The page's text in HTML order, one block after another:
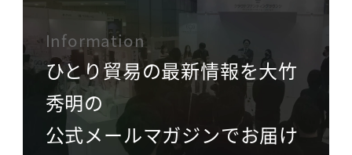
Information
ひとり貿易の最新情報を大竹
秀明の
公式メールマガジンでお届け